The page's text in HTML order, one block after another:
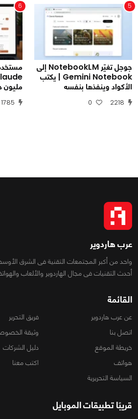
5
جوجل تغيّر NotebookLM إلى
Gemini Notebook | يكتب
الأكواد وينفذها بنفسه
2218
0
6
مليون
1785
عرب هاردوير
واحد من أكبر المجتمعات التقنية فى الشرق
أحدث التقنيات فى مجال الهاردوير والألعاب
القائمة
عن عرب هاردوير
فريق التحرير
اتصل بنا
وثيقة
خريطة الموقع
دليل الشركات
هواتف
اكتب معنا
السياسة التحريرية
قريبًا تطبيقات الموبايل